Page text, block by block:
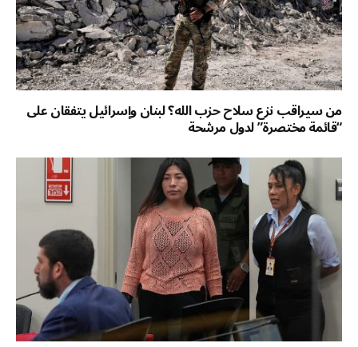
من سيراقب نزع سلاح حزب الله؟ لبنان وإسرائيل يتفقان على
“قائمة مختصرة” لدول مرشحة